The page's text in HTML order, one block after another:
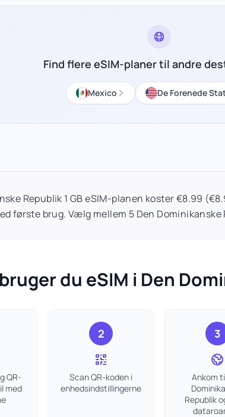
Find flere eSIM-planer til andre
Mexico De Forenede
Republik 1 GB eSIM-planen koster €8.99
første brug. Vælg mellem 5 Den
du eSIM i Den
QR-
med
2
Scan QR-koden i
enhedsindstillingerne
3
Ankom
Republik